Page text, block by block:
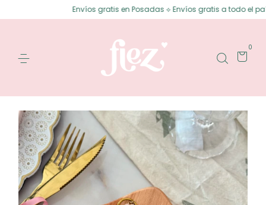
Envíos gratis en Posadas ⟡ Envíos gratis a todo el país desde
0